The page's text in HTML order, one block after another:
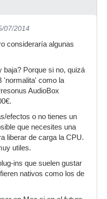
07/2014
consideraría algunas
baja? Porque si no, quizá
'normalita' como la
AudioBox
efectos o no tienes un
que necesites una
liberar de carga la CPU.
utiles.
ins que suelen gustar
nativos como los de